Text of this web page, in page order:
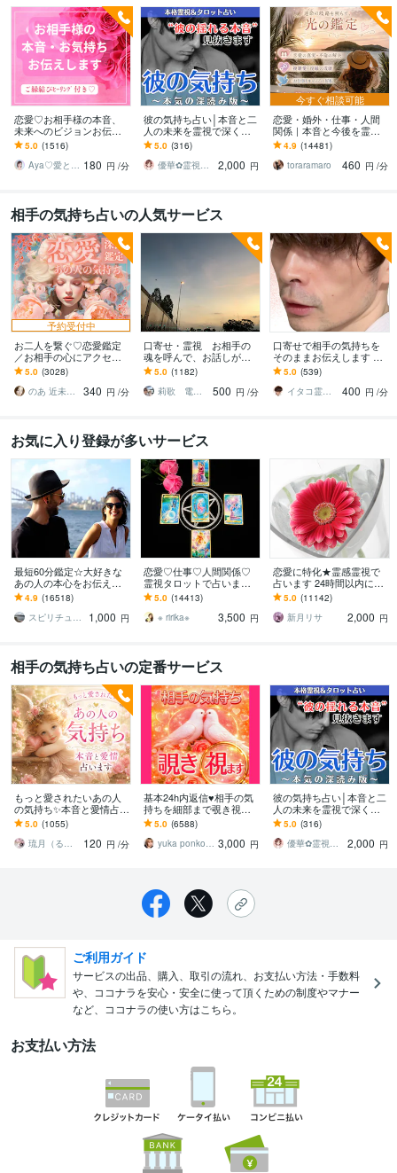
恋愛♡お相手様の本音、
未来へのビジョンお伝え
します どんな関係でも細
密にお伝えします✨ツイン
レイ ソウルメイト
5.0 (1516)
Aya♡愛と光のスピリチュアルガイド 180 円 /分
彼の気持ち占い│本音と二
人の未来を霊視で深く視
ます ※彼女の気持ちもO
K！6,000文字超で具体的
なアドバイスも
5.0 (316)
優華✿霊視で導く癒やしの恋占い師
2,000 円
今すぐ相談可能
恋愛・婚外・仕事・人間
関係｜本音と今後を霊視
ます 現実重視｜本音と未
来、これからの選択を具
体的にお伝えします
4.9 (14481)
toraramaro
460 円 /分
相手の気持ち占いの人気サービス
予約受付中
お二人を繋ぐ♡恋愛鑑定
／お相手の心にアクセス
します お相手の温度感／
片思い／複雑／復縁／遠
距離／全世代鑑定中❣
5.0 (3028)
のあ 近未来鑑定師 TR OR LE
340 円 /分
口寄せ・霊視 お相手の
魂を呼んで、お話しが出
来ます 。秘密の恋愛・復
縁・片思い・亡くなった
方・ペットと話せます。
5.0 (1182)
莉歌 電話占い 女性限定
500 円 /分
口寄せで相手の気持ちを
そのままお伝えします 現
状を把握し未来を切り開
く方法を具体的にお伝え
します
5.0 (539)
イタコ霊能者 豊珠
400 円 /分
お気に入り登録が多いサービス
最短60分鑑定☆大好きな
あの人の本心をお伝えし
ます 【詳細不要】好きな
人の本音と将来への思
い。私をどう思ってる？
4.9 (16518)
スピリチュアルカウンセラー沙耶美
1,000 円
恋愛♡仕事♡人間関係♡
霊視タロットで占います
霊視鑑定♡恋愛アドバイ
ザーとして相手の心理も
詳しく解説します
5.0 (14413)
※ ririka※
3,500 円
恋愛に特化★霊感霊視で
占います 24時間以内に返
信、スピリチュアル鑑定
5.0 (11142)
新月リサ
2,000 円
相手の気持ち占いの定番サービス
もっと愛されたいあの人
の気持ち✨本音と愛情占い
ます ✨貴方の印象（内外
面）貴方に望む事等⚖️未
来を幸せに導きます
5.0 (1055)
琉月（るる）✥手相 タロット ヒーリング
120 円 /分
基本24h内返信♥相手の気
持ちを細部まで覗き視ま
す お相手視点でのお気持
ち。恋愛以外、ペットの
気持ちもokです♡
5.0 (6588)
yuka ponko 寄り添い系占い師 3,000 円
彼の気持ち占い│本音と二
人の未来を霊視で深く視
ます ※彼女の気持ちもO
K！6,000文字超で具体的
なアドバイスも
5.0 (316)
優華✿霊視で導く癒やしの恋占い師
2,000 円
ご利用ガイド
サービスの出品、購入、取引の流れ、お支払い方法・手数料
や、ココナラを安心・安全に使って頂くための制度やマナー
など、ココナラの使い方はこちら。
お支払い方法